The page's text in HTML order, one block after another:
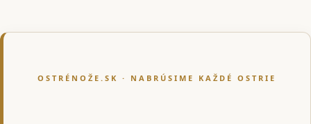
OSTRÉNOŽE.SK · NABRÚSIME KAŽDÉ OSTRIE